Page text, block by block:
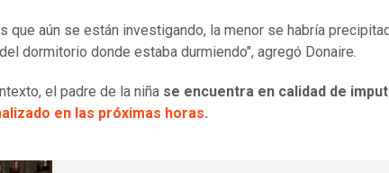
que aún se están investigando, la menor se habría
dormitorio donde estaba durmiendo", agregó Donaire.
el padre de la niña se encuentra en calidad de
en las próximas horas.